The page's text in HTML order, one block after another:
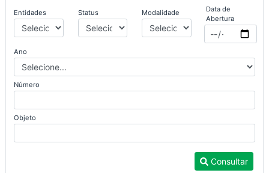
Entidades Status Modalidade
Data de
Abertura
Ano
Número
Objeto
Consultar